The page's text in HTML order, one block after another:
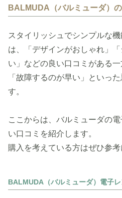
BALMUDA（バルミューダ）
スタイリッシュでシンプルな
は、「デザインがおしゃれ」
い」などの良い口コミがある一
「故障するのが早い」といっ
す。
ここからは、バルミューダの
い口コミを紹介します。
購入を考えている方はぜひ参考
BALMUDA（バルミューダ）電子レ